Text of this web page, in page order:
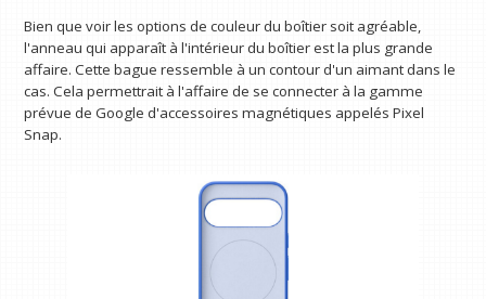
Bien que voir les options de couleur du boîtier soit agréable,
l'anneau qui apparaît à l'intérieur du boîtier est la plus grande
affaire. Cette bague ressemble à un contour d'un aimant dans le
cas. Cela permettrait à l'affaire de se connecter à la gamme
prévue de Google d'accessoires magnétiques appelés Pixel
Snap.